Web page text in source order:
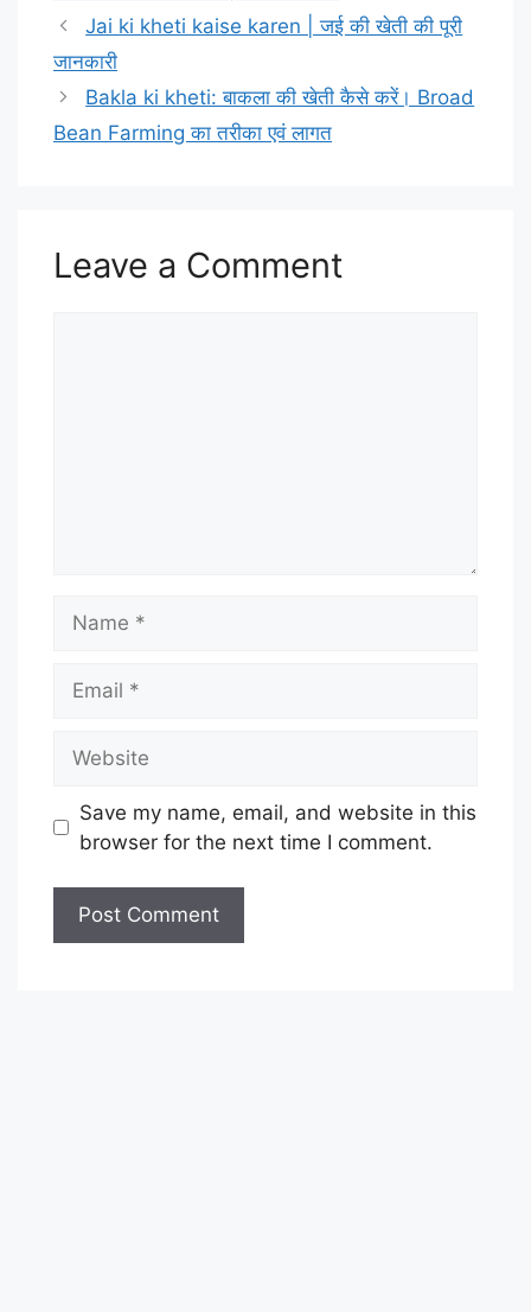
Jai ki kheti kaise karen | जई की खेती की पूरी
जानकारी
Bakla ki kheti: बाकला की खेती कैसे करें। Broad
Bean Farming का तरीका एवं लागत
Leave a Comment
Save my name, email, and website in this
browser for the next time I comment.